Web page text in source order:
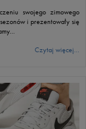
swojego zimowego
i prezentowały się
Czytaj więcej...